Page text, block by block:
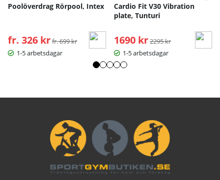
Poolöverdrag Rörpool, Intex
fr. 326 kr Ordinarie pris:
fr. 699 kr
1-5 arbetsdagar
Cardio Fit V30 Vibration
plate, Tunturi
1690 kr Ordinarie pris:
2295 kr
1-5 arbetsdagar